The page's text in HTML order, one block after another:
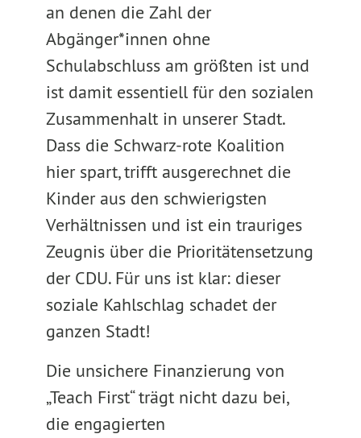
an denen die Zahl der
Abgänger*innen ohne
Schulabschluss am größten ist und
ist damit essentiell für den sozialen
Zusammenhalt in unserer Stadt.
Dass die Schwarz-rote Koalition
hier spart, trifft ausgerechnet die
Kinder aus den schwierigsten
Verhältnissen und ist ein trauriges
Zeugnis über die Prioritätensetzung
der CDU. Für uns ist klar: dieser
soziale Kahlschlag schadet der
ganzen Stadt!
Die unsichere Finanzierung von
„Teach First“ trägt nicht dazu bei,
die engagierten